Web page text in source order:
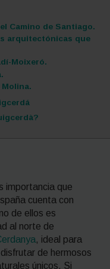
Camino de Santiago.
arquitectónicas que
Moixeró.
importancia que
cuenta con
de ellos es
al norte de
, ideal para
de hermosos
únicos. Si